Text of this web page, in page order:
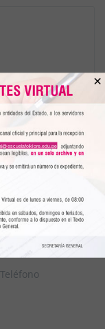
Email
Teléfono
×